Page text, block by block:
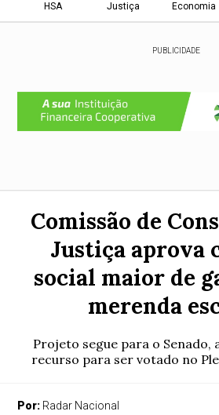
HSA Justiça Economia
PUBLICIDADE
Comissão de
Justiça aprova
social maior de
merenda
Projeto segue para o Senado,
recurso para ser votado no
Por: Radar Nacional